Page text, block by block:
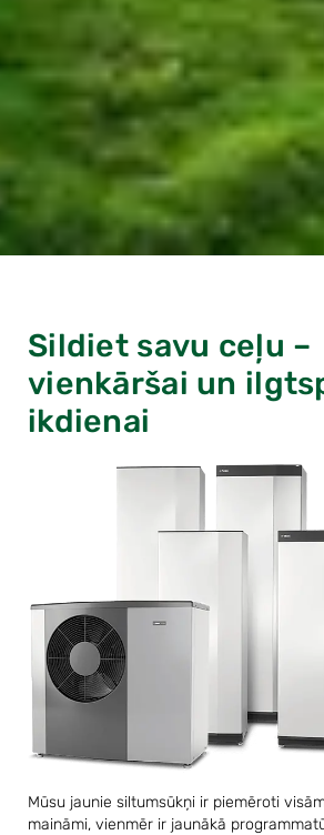
Sildiet savu ceļu –
vienkāršai un
ikdienai
Mūsu jaunie siltumsūkņi ir piemēroti
maināmi, vienmēr ir jaunākā